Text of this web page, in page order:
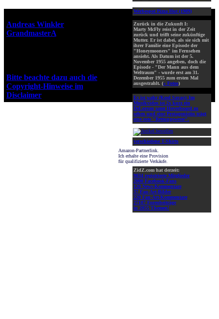
Werbespot Pizza Hut (1989)
Zurück in die Zukunft I:
Marty McFly reist in der Zeit
zurück und trifft seine zukünftige
Mutter. Er ist dabei, als sie sich mit
ihrer Familie eine Episode der
"Honeymooners" im Fernsehen
ansieht. Als Datum ist der 5.
November 1955 angeben, doch die
Episode - "Der Mann aus dem
Weltraum" - wurde erst am 31.
Dezember 1955 zum ersten Mal
ausgestrahlt. (» Fotos)
Es ist wahr (Kool Savas): Im
Musikvideo ist 2x kurz ein
DeLorean samt Hoverboard zu
sehen und eine Protagonistin trägt
eine rote "Rettungsweste".
verschiedene T-Shirts
Amazon-Partnerlink.
Ich erhalte eine Provision
für qualifizierte Verkäufe.
ZidZ.com hat derzeit:
9034 registrierte Mitglieder
2000 Facebook-Fans
120 News-Kommentare
37 Fan-Art-Bilder
220 Fan-Art-Kommentare
27107 Forenbeiträge
in 2055 Themen!
Andreas Winkler
GrandmasterA
Bitte beachte dazu auch die
Copyright-Hinweise im
Disclaimer